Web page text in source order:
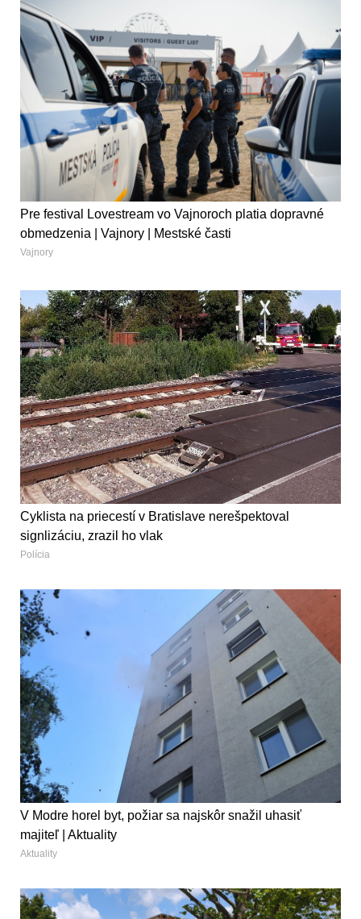
Pre festival Lovestream vo Vajnoroch platia dopravné
obmedzenia | Vajnory | Mestské časti
Vajnory
Cyklista na priecestí v Bratislave nerešpektoval
signlizáciu, zrazil ho vlak
Polícia
V Modre horel byt, požiar sa najskôr snažil uhasiť
majiteľ | Aktuality
Aktuality